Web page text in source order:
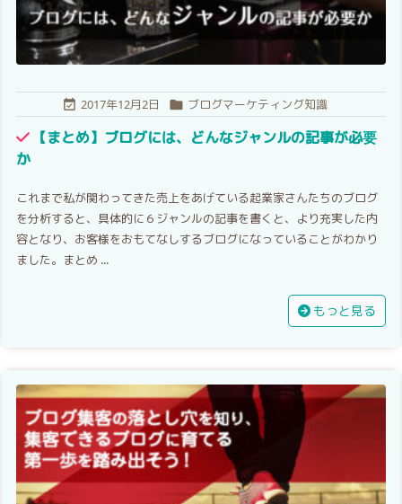
 2017年12月2日  ブログマーケティング知識
【まとめ】ブログには、どんなジャンルの記事が必要
か
これまで私が関わってきた売上をあげている起業家さんたちのブログ
を分析すると、具体的に６ジャンルの記事を書くと、より充実した内
容となり、お客様をおもてなしするブログになっていることがわかり
ました。まとめ ...
もっと見る